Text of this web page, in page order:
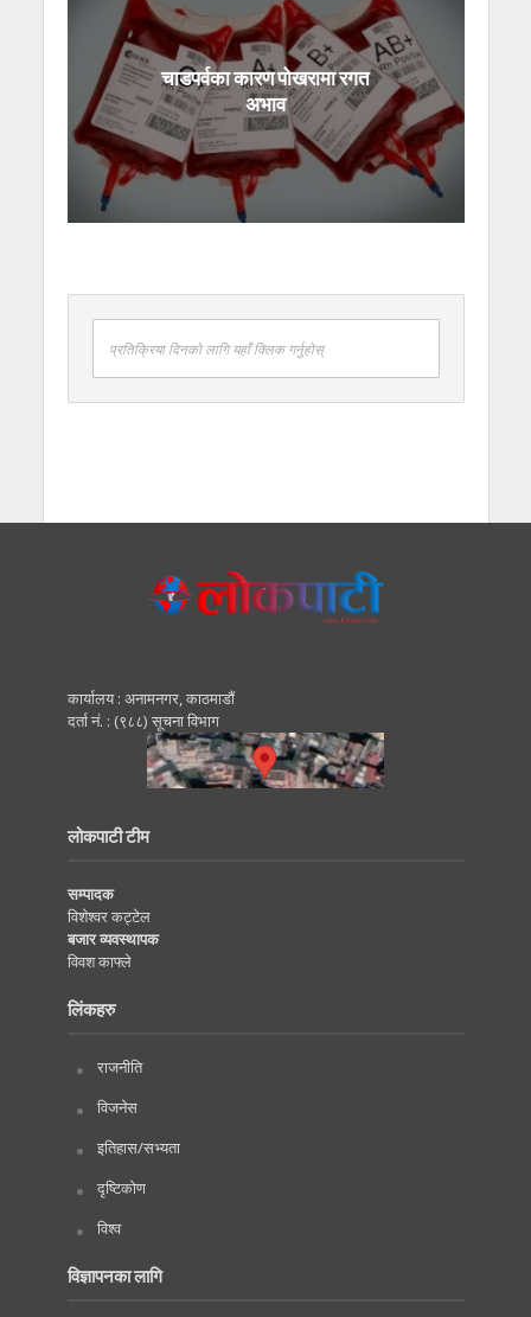
चाडपर्वका कारण पोखरामा रगत
अभाव
प्रतिक्रिया दिनको लागि यहाँ क्लिक गर्नुहोस्
कार्यालय : अनामनगर, काठमाडाैं
दर्ता नं. : (९८८) सूचना विभाग
लोकपाटी टीम
सम्पादक
विशेश्वर कट्टेल
बजार व्यवस्थापक
विवश काफ्ले
लिंकहरु
राजनीति
विजनेस
इतिहास/सभ्यता
दृष्टिकोण
विश्व
विज्ञापनका लागि